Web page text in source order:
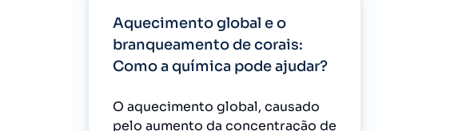
Aquecimento global e o
branqueamento de corais:
Como a química pode ajudar?
O aquecimento global, causado
pelo aumento da concentração de